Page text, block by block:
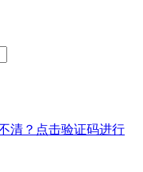
清？点击验证码进行